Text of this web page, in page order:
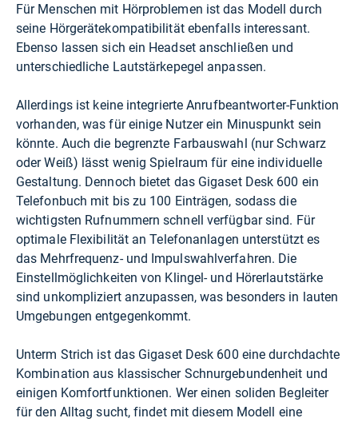
Für Menschen mit Hörproblemen ist das Modell durch
seine Hörgerätekompatibilität ebenfalls interessant.
Ebenso lassen sich ein Headset anschließen und
unterschiedliche Lautstärkepegel anpassen.
Allerdings ist keine integrierte Anrufbeantworter-Funktion
vorhanden, was für einige Nutzer ein Minuspunkt sein
könnte. Auch die begrenzte Farbauswahl (nur Schwarz
oder Weiß) lässt wenig Spielraum für eine individuelle
Gestaltung. Dennoch bietet das Gigaset Desk 600 ein
Telefonbuch mit bis zu 100 Einträgen, sodass die
wichtigsten Rufnummern schnell verfügbar sind. Für
optimale Flexibilität an Telefonanlagen unterstützt es
das Mehrfrequenz- und Impulswahlverfahren. Die
Einstellmöglichkeiten von Klingel- und Hörerlautstärke
sind unkompliziert anzupassen, was besonders in lauten
Umgebungen entgegenkommt.
Unterm Strich ist das Gigaset Desk 600 eine durchdachte
Kombination aus klassischer Schnurgebundenheit und
einigen Komfortfunktionen. Wer einen soliden Begleiter
für den Alltag sucht, findet mit diesem Modell eine